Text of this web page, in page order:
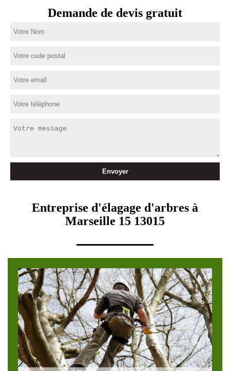
Demande de devis gratuit
Entreprise d'élagage d'arbres à
Marseille 15 13015